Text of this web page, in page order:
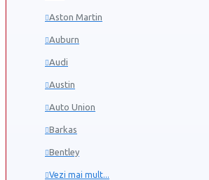
Aston Martin
Auburn
Audi
Austin
Auto Union
Barkas
Bentley
Vezi mai mult...